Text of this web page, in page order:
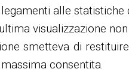
alle
visualizzazione
smetteva di
consentita.